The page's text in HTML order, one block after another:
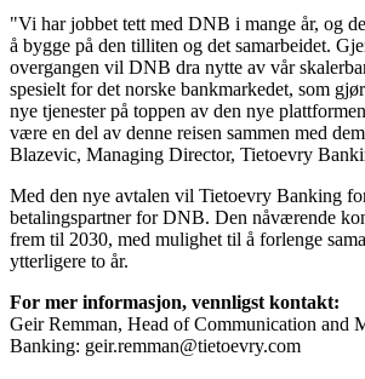
"Vi har jobbet tett med DNB i mange år, og
å bygge på den tilliten og det samarbeidet.
overgangen vil DNB dra nytte av vår
spesielt for det norske bankmarkedet, som
nye tjenester på toppen av den nye
være en del av denne reisen sammen med
Blazevic, Managing Director, Tietoevry
Med den nye avtalen vil Tietoevry Banking
betalingspartner for DNB. Den nåværende
frem til 2030, med mulighet til å forlenge
ytterligere to år.
For mer informasjon, vennligst kontakt:
Geir Remman, Head of Communication and
Banking: geir.remman@tietoevry.com